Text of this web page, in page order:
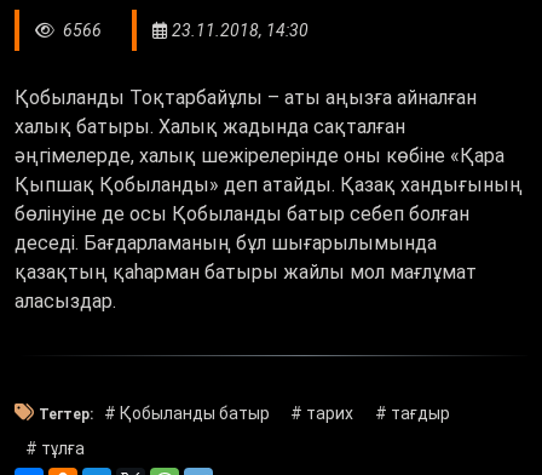
6566 23.11.2018, 14:30
Қобыланды Тоқтарбайұлы – аты аңызға айналған
халық батыры. Халық жадында сақталған
әңгімелерде, халық шежірелерінде оны көбіне «Қара
Қыпшақ Қобыланды» деп атайды. Қазақ хандығының
бөлінуіне де осы Қобыланды батыр себеп болған
деседі. Бағдарламаның бұл шығарылымында
қазақтың қаһарман батыры жайлы мол мағлұмат
аласыздар.
Тегтер: # Қобыланды батыр # тарих
# тағдыр
# тұлға